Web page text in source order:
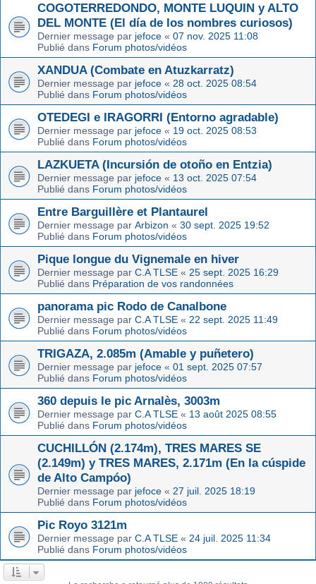
COGOTERREDONDO, MONTE LUQUIN y ALTO
DEL MONTE (El día de los nombres curiosos)
Dernier message par jefoce « 07 nov. 2025 11:08
Publié dans Forum photos/vidéos
XANDUA (Combate en Atuzkarratz)
Dernier message par jefoce « 28 oct. 2025 08:54
Publié dans Forum photos/vidéos
OTEDEGI e IRAGORRI (Entorno agradable)
Dernier message par jefoce « 19 oct. 2025 08:53
Publié dans Forum photos/vidéos
LAZKUETA (Incursión de otoño en Entzia)
Dernier message par jefoce « 13 oct. 2025 07:54
Publié dans Forum photos/vidéos
Entre Barguillère et Plantaurel
Dernier message par Arbizon « 30 sept. 2025 19:52
Publié dans Forum photos/vidéos
Pique longue du Vignemale en hiver
Dernier message par C.A TLSE « 25 sept. 2025 16:29
Publié dans Préparation de vos randonnées
panorama pic Rodo de Canalbone
Dernier message par C.A TLSE « 22 sept. 2025 11:49
Publié dans Forum photos/vidéos
TRIGAZA, 2.085m (Amable y puñetero)
Dernier message par jefoce « 01 sept. 2025 07:57
Publié dans Forum photos/vidéos
360 depuis le pic Arnalès, 3003m
Dernier message par C.A TLSE « 13 août 2025 08:55
Publié dans Forum photos/vidéos
CUCHILLÓN (2.174m), TRES MARES SE
(2.149m) y TRES MARES, 2.171m (En la cúspide
de Alto Campóo)
Dernier message par jefoce « 27 juil. 2025 18:19
Publié dans Forum photos/vidéos
Pic Royo 3121m
Dernier message par C.A TLSE « 24 juil. 2025 11:34
Publié dans Forum photos/vidéos